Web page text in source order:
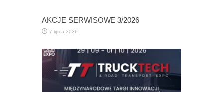
AKCJE SERWISOWE 3/2026
7 lipca 2026